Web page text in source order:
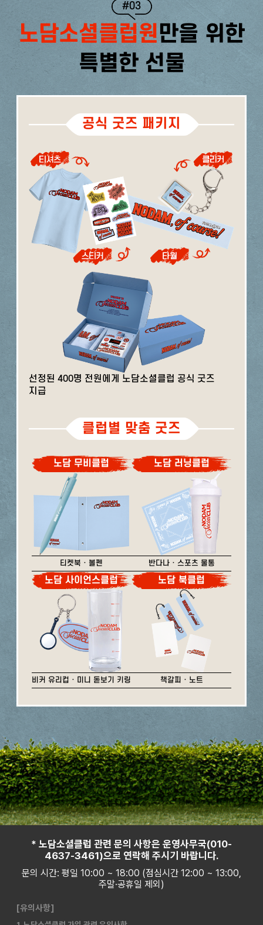
#03
노담소셜클럽원만을 위한
특별한 선물
공식 굿즈 패키지
선정된 400명 전원에게 노담소셜클럽 공식 굿즈
지급
클럽별 맞춤 굿즈
노담 무비클럽
티켓북 · 볼펜
노담 러닝클럽
반다나 · 스포츠 물통
노담 사이언스클럽
비커 유리컵 · 미니 돋보기 키링
노담 북클럽
책갈피 · 노트
* 노담소셜클럽 관련 문의 사항은 운영사무국(010-
4637-3461)으로 연락해 주시기 바랍니다.
문의 시간: 평일 10:00 ~ 18:00 (점심시간 12:00 ~ 13:00,
주말·공휴일 제외)
[유의사항]